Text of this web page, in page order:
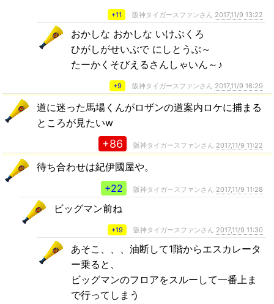
+11 阪神タイガースファンさん 2017,11/9 13:22
おかしな おかしな いけぶくろ
ひがしがせいぶで にしとうぶ～
たーかくそびえるさんしゃいん～♪
+9 阪神タイガースファンさん 2017,11/9 16:29
道に迷った馬場くんがロザンの道案内ロケに捕まる
ところが見たいw
+86 阪神タイガースファンさん 2017,11/9 11:22
待ち合わせは紀伊國屋や。
+22
阪神タイガースファンさん 2017,11/9 11:28
ビッグマン前ね
+19 阪神タイガースファンさん 2017,11/9 11:30
あそこ、、、油断して1階からエスカレータ
ー乗ると、
ビッグマンのフロアをスルーして一番上ま
で行ってしまう